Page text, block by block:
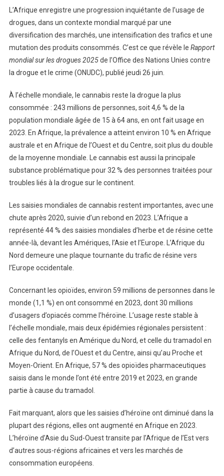
L’Afrique enregistre une progression inquiétante de l’usage de
drogues, dans un contexte mondial marqué par une
diversification des marchés, une intensification des trafics et une
mutation des produits consommés. C’est ce que révèle le Rapport
mondial sur les drogues 2025de l’Office des Nations Unies contre
la drogue et le crime (ONUDC), publié jeudi 26 juin.
À l’échelle mondiale, le cannabis reste la drogue la plus
consommée : 243 millions de personnes, soit 4,6 % de la
population mondiale âgée de 15 à 64 ans, en ont fait usage en
2023. En Afrique, la prévalence a atteint environ 10 % en Afrique
australe et en Afrique de l’Ouest et du Centre, soit plus du double
de la moyenne mondiale. Le cannabis est aussi la principale
substance problématique pour 32 % des personnes traitées pour
troubles liés à la drogue sur le continent.
Les saisies mondiales de cannabis restent importantes, avec une
chute après 2020, suivie d’un rebond en 2023. L’Afrique a
représenté 44 % des saisies mondiales d’herbe et de résine cette
année-là, devant les Amériques, l’Asie et l’Europe. L’Afrique du
Nord demeure une plaque tournante du trafic de résine vers
l’Europe occidentale.
Concernant les opioïdes, environ 59 millions de personnes dans le
monde (1,1 %) en ont consommé en 2023, dont 30 millions
d’usagers d’opiacés comme l’héroïne. L’usage reste stable à
l’échelle mondiale, mais deux épidémies régionales persistent :
celle des fentanyls en Amérique du Nord, et celle du tramadol en
Afrique du Nord, de l’Ouest et du Centre, ainsi qu’au Proche et
Moyen-Orient. En Afrique, 57 % des opioïdes pharmaceutiques
saisis dans le monde l’ont été entre 2019 et 2023, en grande
partie à cause du tramadol.
Fait marquant, alors que les saisies d’héroïne ont diminué dans la
plupart des régions, elles ont augmenté en Afrique en 2023.
L’héroïne d’Asie du Sud-Ouest transite par l’Afrique de l’Est vers
d’autres sous-régions africaines et vers les marchés de
consommation européens.